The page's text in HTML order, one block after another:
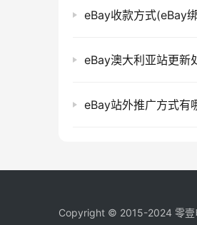
eBay收款方式(eBay
eBay澳大利亚站更新
eBay站外推广方式有
Copyright © 2015-2024 零壹